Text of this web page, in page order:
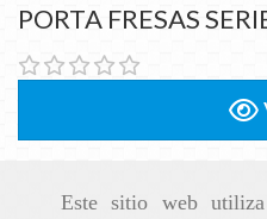
Este sitio web
PORTA FRESAS